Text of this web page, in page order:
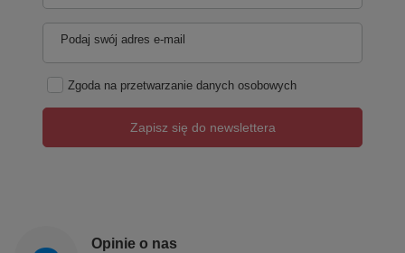
Podaj swój adres e-mail
Zgoda na przetwarzanie danych osobowych
Zapisz się do newslettera
Opinie o nas